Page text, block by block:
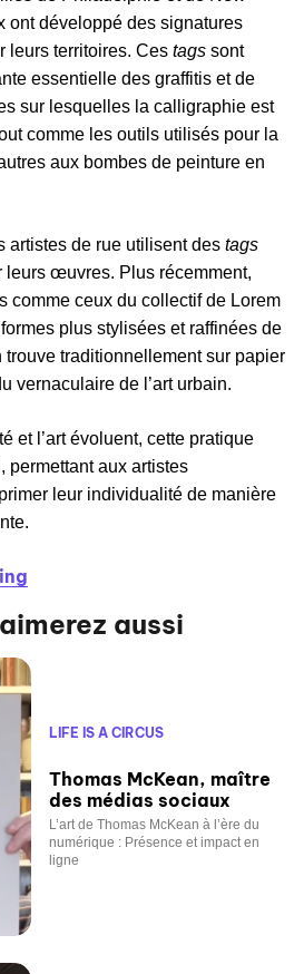
ont développé des signatures
leurs territoires. Ces tags sont
essentielle des graffitis et de
sur lesquelles la calligraphie est
comme les outils utilisés pour la
aux bombes de peinture en
artistes de rue utilisent des tags
leurs œuvres. Plus récemment,
comme ceux du collectif de Lorem
plus stylisées et raffinées de
trouve traditionnellement sur papier
vernaculaire de l’art urbain.
et l’art évoluent, cette pratique
permettant aux artistes
leur individualité de manière
aussi
LIFE IS A CIRCUS
Thomas McKean, maître
des médias sociaux
L’art de Thomas McKean à l’ère du
numérique : Présence et impact en
ligne